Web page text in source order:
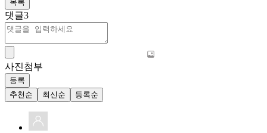
목록
댓글3
사진첨부
등록
추천순
최신순 등록순